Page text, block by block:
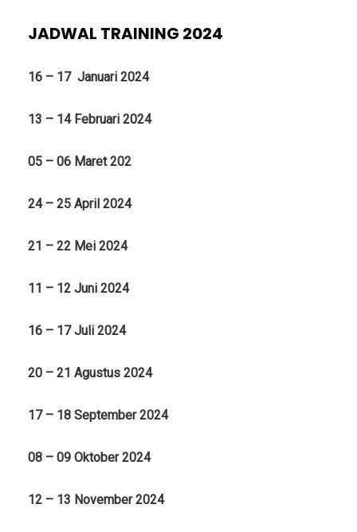
JADWAL TRAINING 2024
16 – 17 Januari 2024
13 – 14 Februari 2024
05 – 06 Maret 202
24 – 25 April 2024
21 – 22 Mei 2024
11 – 12 Juni 2024
16 – 17 Juli 2024
20 – 21 Agustus 2024
17 – 18 September 2024
08 – 09 Oktober 2024
12 – 13 November 2024